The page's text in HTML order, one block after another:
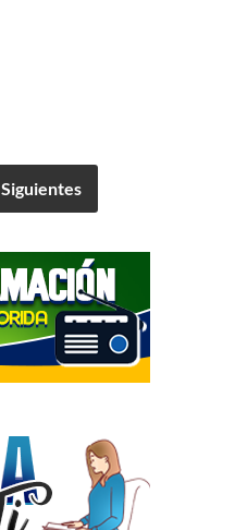
Siguientes